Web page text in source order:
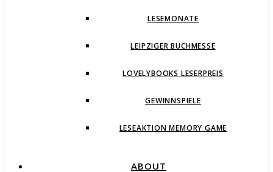
LESEMONATE
LEIPZIGER BUCHMESSE
LOVELYBOOKS LESERPREIS
GEWINNSPIELE
LESEAKTION MEMORY GAME
ABOUT